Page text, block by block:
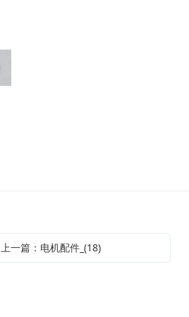
上一篇：电机配件_(18)